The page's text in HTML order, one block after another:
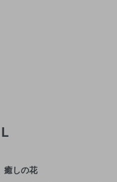
癒しの花